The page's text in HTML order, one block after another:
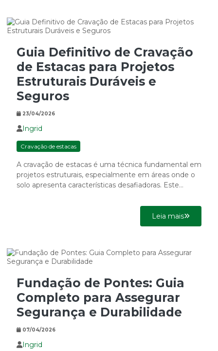
Guia Definitivo de Cravação
de Estacas para Projetos
Estruturais Duráveis e
Seguros
23/04/2026
Ingrid
Cravação de estacas
A cravação de estacas é uma técnica fundamental em
projetos estruturais, especialmente em áreas onde o
solo apresenta características desafiadoras. Este
Leia mais
Fundação de Pontes: Guia
Completo para Assegurar
Segurança e Durabilidade
07/04/2026
Ingrid